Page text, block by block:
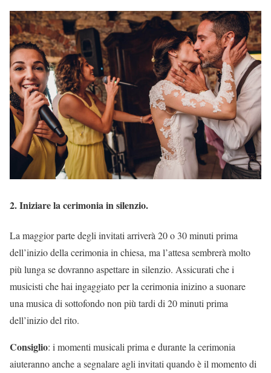
2. Iniziare la cerimonia in silenzio.
La maggior parte degli invitati arriverà 20 o 30 minuti prima
dell’inizio della cerimonia in chiesa, ma l’attesa sembrerà molto
più lunga se dovranno aspettare in silenzio. Assicurati che i
musicisti che hai ingaggiato per la cerimonia inizino a suonare
una musica di sottofondo non più tardi di 20 minuti prima
dell’inizio del rito.
Consiglio: i momenti musicali prima e durante la cerimonia
aiuteranno anche a segnalare agli invitati quando è il momento di